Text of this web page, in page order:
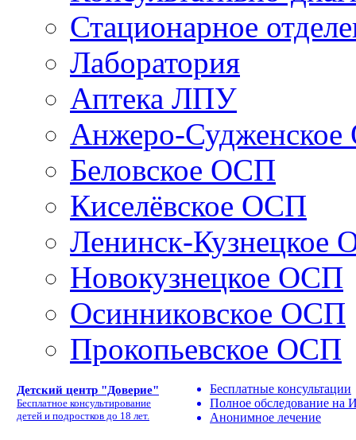
Стационарное
Лаборатория
Аптека ЛПУ
Анжеро-
Беловское ОСП
Киселёвское ОСП
Ленинск-Кузнецкое
Новокузнецкое ОСП
Осинниковское ОСП
Прокопьевское ОСП
Детский центр "Доверие"
Бесплатное консультирование
детей и подростков до 18 лет.
Бесплатные консультации
Полное обследование
Анонимное лечение